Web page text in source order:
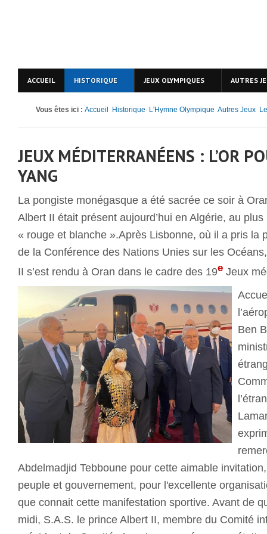
ACCUEIL HISTORIQUE JEUX OLYMPIQUES AUTRES
Vous êtes ici : Accueil Historique L'Hymne Olympique Autres Jeux
JEUX MÉDITERRANÉENS : L’OR
YANG
La pongiste monégasque a été sacrée ce soir à
Albert II était présent aujourd’hui en Algérie, au
« rouge et blanche ».Après Lisbonne, où il a pris la
de la Conférence des Nations Unies sur les
II s’est rendu à Oran dans le cadre des 19e Jeux
Ben
Abdelmadjid Tebboune pour cette aimable
peuple et gouvernement, pour l'excellente
que connait cette manifestation sportive. Avant de
midi, S.A.S. le prince Albert II, membre du Comité